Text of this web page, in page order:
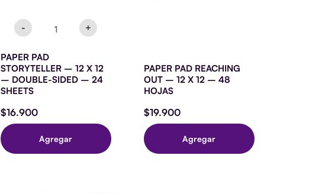
-
cantidad
+
PAPER PAD
STORYTELLER – 12 X 12
– DOUBLE-SIDED – 24
SHEETS
$16.900
Agregar
PAPER PAD REACHING
OUT – 12 X 12 – 48
HOJAS
$19.900
Agregar